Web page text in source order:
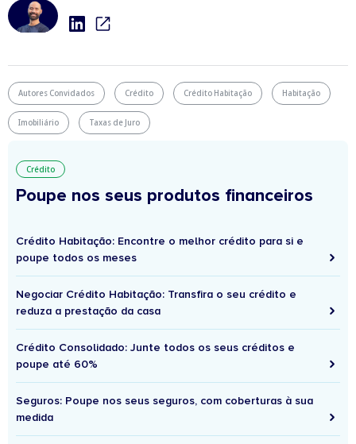
Autores Convidados Crédito Crédito Habitação Habitação
Imobiliário Taxas de Juro
Crédito
Poupe nos seus produtos financeiros
Crédito Habitação: Encontre o melhor crédito para si e
poupe todos os meses
Negociar Crédito Habitação: Transfira o seu crédito e
reduza a prestação da casa
Crédito Consolidado: Junte todos os seus créditos e
poupe até 60%
Seguros: Poupe nos seus seguros, com coberturas à sua
medida